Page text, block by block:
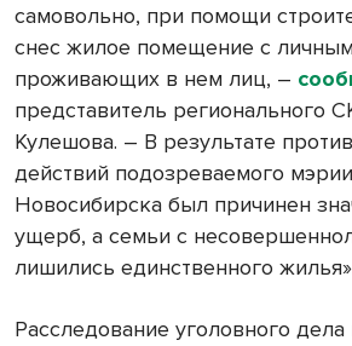
самовольно, при помощи
снес жилое помещение с
проживающих в нем лиц, –
представитель регионального
Кулешова. – В результате
действий подозреваемого
Новосибирска был причинен
ущерб, а семьи с
лишились единственного
Расследование уголовного